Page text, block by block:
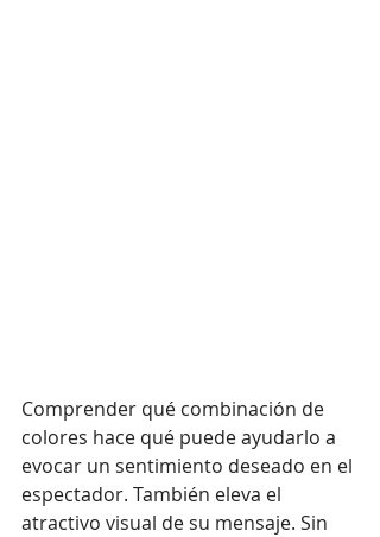
Comprender qué combinación de
colores hace qué puede ayudarlo a
evocar un sentimiento deseado en el
espectador. También eleva el
atractivo visual de su mensaje. Sin